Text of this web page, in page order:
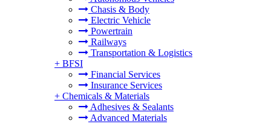
Chasis & Body
Electric Vehicle
Powertrain
Railways
Transportation & Logistics
+ BFSI
Financial Services
Insurance Services
+ Chemicals & Materials
Adhesives & Sealants
Advanced Materials